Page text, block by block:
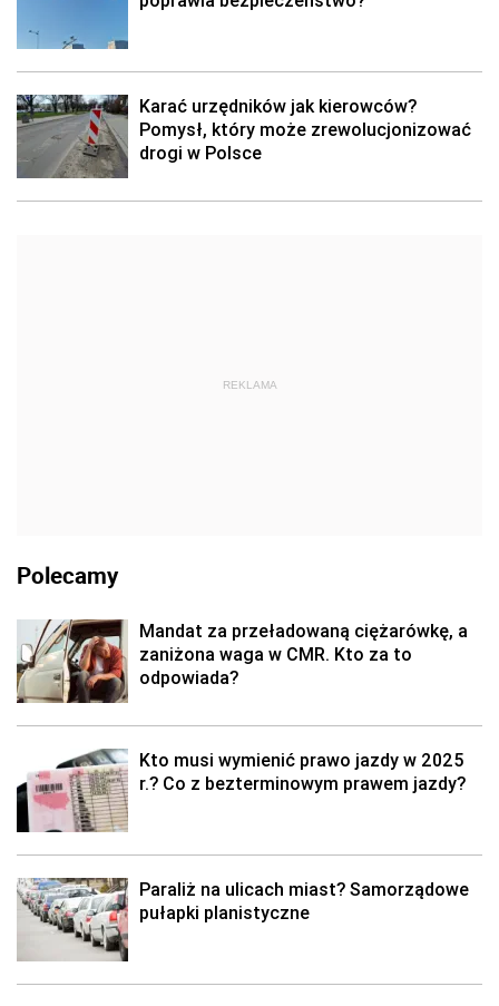
Karać urzędników jak kierowców?
Pomysł, który może zrewolucjonizować
drogi w Polsce
REKLAMA
Polecamy
Mandat za przeładowaną ciężarówkę, a
zaniżona waga w CMR. Kto za to
odpowiada?
Kto musi wymienić prawo jazdy w 2025
r.? Co z bezterminowym prawem jazdy?
Paraliż na ulicach miast? Samorządowe
pułapki planistyczne